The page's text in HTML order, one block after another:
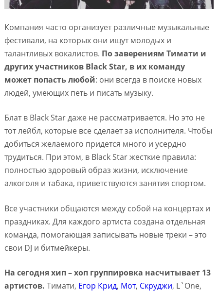
Компания часто организует различные музыкальные
фестивали, на которых они ищут молодых и
талантливых вокалистов. По заверениям Тимати и
других участников Black Star, в их команду
может попасть любой: они всегда в поиске новых
людей, умеющих петь и писать музыку.
Блат в Black Star даже не рассматривается. Но это не
тот лейбл, которые все сделает за исполнителя. Чтобы
добиться желаемого придется много и усердно
трудиться. При этом, в Black Star жесткие правила:
полностью здоровый образ жизни, исключение
алкоголя и табака, приветствуются занятия спортом.
Все участники общаются между собой на концертах и
праздниках. Для каждого артиста создана отдельная
команда, помогающая записывать новые треки – это
свои DJ и битмейкеры.
На сегодня хип – хоп группировка насчитывает 13
артистов. Тимати, Егор Крид, Мот, Скруджи, L`One,